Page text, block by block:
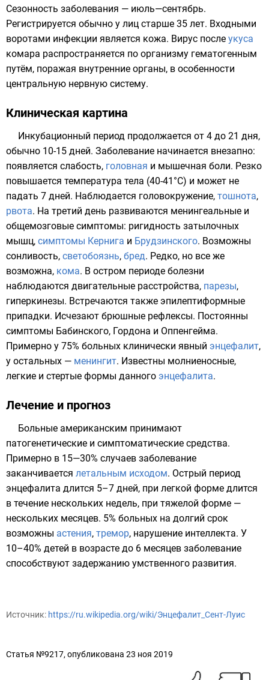
Сезонность заболевания — июль—сентябрь.
Регистрируется обычно у лиц старше 35 лет. Входными
воротами инфекции является кожа. Вирус после укуса
комара распространяется по организму гематогенным
путём, поражая внутренние органы, в особенности
центральную нервную систему.
Клиническая картина
Инкубационный период продолжается от 4 до 21 дня,
обычно 10-15 дней. Заболевание начинается внезапно:
появляется слабость, головная и мышечная боли. Резко
повышается температура тела (40-41°С) и может не
падать 7 дней. Наблюдается головокружение, тошнота,
рвота. На третий день развиваются менингеальные и
общемозговые симптомы: ригидность затылочных
мышц, симптомы Кернига и Брудзинского. Возможны
сонливость, светобоязнь, бред. Редко, но все же
возможна, кома. В остром периоде болезни
наблюдаются двигательные расстройства, парезы,
гиперкинезы. Встречаются также эпилептиформные
припадки. Исчезают брюшные рефлексы. Постоянны
симптомы Бабинского, Гордона и Оппенгейма.
Примерно у 75% больных клинически явный энцефалит,
у остальных — менингит. Известны молниеносные,
легкие и стертые формы данного энцефалита.
Лечение и прогноз
Больные американским принимают
патогенетические и симптоматические средства.
Примерно в 15—30% случаев заболевание
заканчивается летальным исходом. Острый период
энцефалита длится 5–7 дней, при легкой форме длится
в течение нескольких недель, при тяжелой форме —
нескольких месяцев. 5% больных на долгий срок
возможны астения, тремор, нарушение интеллекта. У
10–40% детей в возрасте до 6 месяцев заболевание
способствуют задержанию умственного развития.
Источник: https://ru.wikipedia.org/wiki/Энцефалит_Сент-Луис
Статья №9217, опубликована 23 ноя 2019